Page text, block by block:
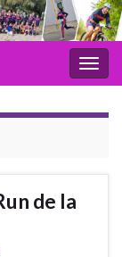
de la